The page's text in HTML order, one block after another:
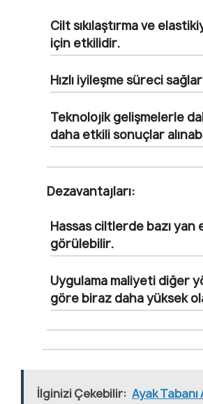
Cilt sıkılaştırma ve
için etkilidir.
Hızlı iyileşme süreci sağlar
Teknolojik gelişmelerle
daha etkili sonuçlar
Dezavantajları:
Hassas ciltlerde bazı yan
görülebilir.
Uygulama maliyeti diğer
göre biraz daha yüksek
İlginizi Çekebilir: Ayak Tabanı